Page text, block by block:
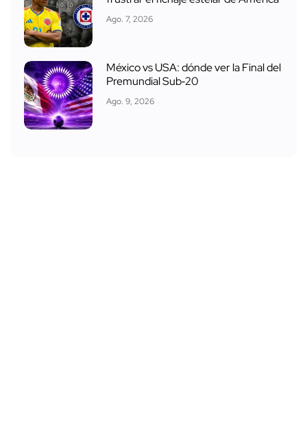
Ago. 7, 2026
México vs USA: dónde ver la Final del
Premundial Sub‑20
Ago. 9, 2026